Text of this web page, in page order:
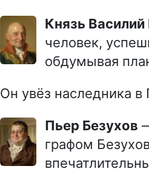
Князь
человек,
обдумывая
Он увёз наследника в
Пьер Безухов
графом